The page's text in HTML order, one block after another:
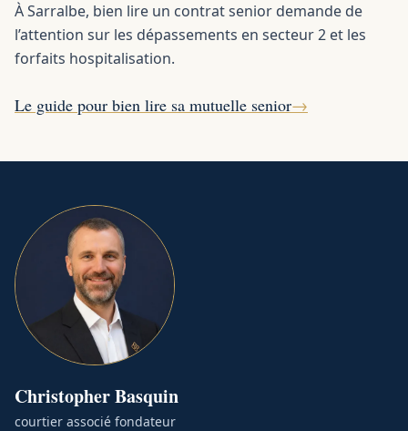
À Sarralbe, bien lire un contrat senior demande de
l’attention sur les dépassements en secteur 2 et les
forfaits hospitalisation.
Le guide pour bien lire sa mutuelle senior→
ChristopherBasquin
courtier associé fondateur